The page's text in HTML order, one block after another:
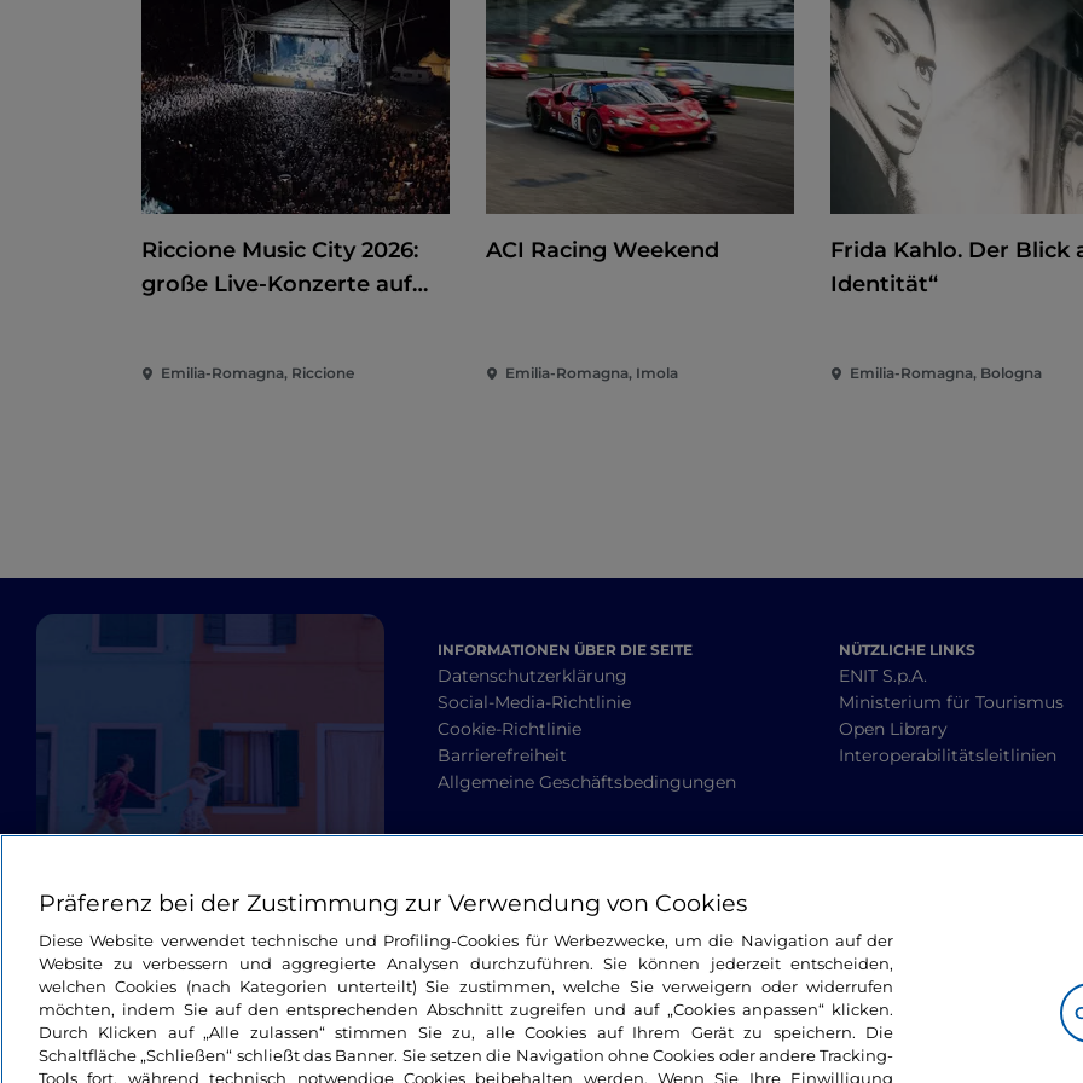
Riccione Music City 2026:
große Live-Konzerte auf
Emilia-Romagna, Riccione
ACI Racing Weekend
Emilia-Romagna, Imola
Frida Kahlo. Der Blick
Identität“
Emilia-Romagna, Bologna
INFORMATIONEN ÜBER DIE SEITE
Datenschutzerklärung
Social-Media-Richtlinie
Cookie-Richtlinie
Barrierefreiheit
Allgemeine Geschäftsbedingungen
NÜTZLICHE LINKS
ENIT S.p.A.
Ministerium für Tourismus
Open Library
Interoperabilitätsleitlinien
Präferenz bei der Zustimmung zur Verwendung von Cookies
Diese Website verwendet technische und Profiling-Cookies für Werbezwecke, um die Navigation auf der
Website zu verbessern und aggregierte Analysen durchzuführen. Sie können jederzeit entscheiden,
welchen Cookies (nach Kategorien unterteilt) Sie zustimmen, welche Sie verweigern oder widerrufen
möchten, indem Sie auf den entsprechenden Abschnitt zugreifen und auf „Cookies anpassen“ klicken.
Durch Klicken auf „Alle zulassen“ stimmen Sie zu, alle Cookies auf Ihrem Gerät zu speichern. Die
Schaltfläche „Schließen“ schließt das Banner. Sie setzen die Navigation ohne Cookies oder andere Tracking-
Tools fort, während technisch notwendige Cookies beibehalten werden. Wenn Sie Ihre Einwilligung